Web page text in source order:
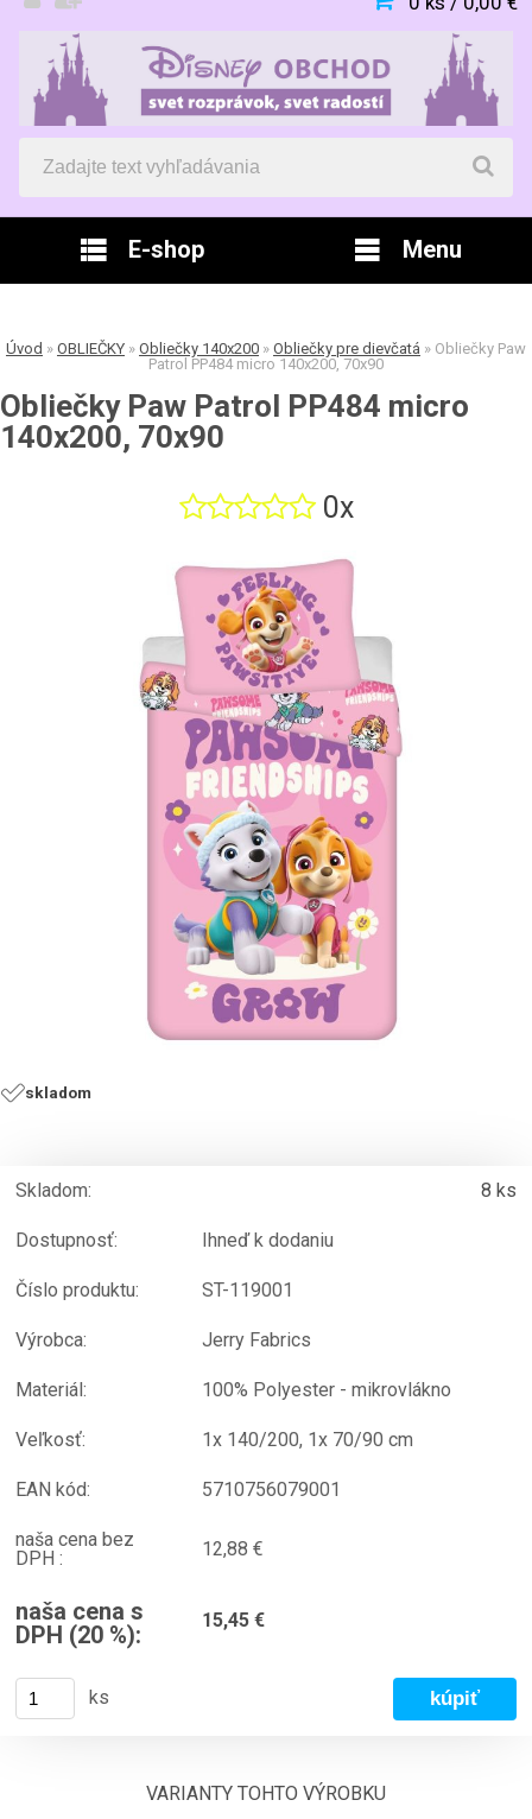
E-shop Menu
Úvod » OBLIEČKY » Obliečky 140x200 » Obliečky pre dievčatá » Obliečky Paw
Patrol PP484 micro 140x200, 70x90
Obliečky Paw Patrol PP484 micro
140x200, 70x90
0x
skladom
Skladom: 8 ks
Dostupnosť: Ihneď k dodaniu
Číslo produktu: ST-119001
Výrobca: Jerry Fabrics
Materiál: 100% Polyester - mikrovlákno
Veľkosť: 1x 140/200, 1x 70/90 cm
EAN kód: 5710756079001
naša cena bez
DPH :
12,88 €
naša cena s
DPH (20 %):
15,45 €
ks
VARIANTY TOHTO VÝROBKU